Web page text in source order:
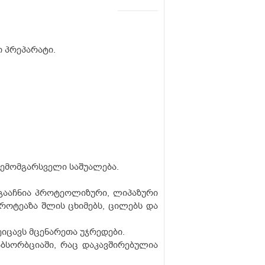
პრეპარატი.
საშუალება.
პროტეოლიზური, ლიპაზური
შლის ცხიმებს, ცილებს და
მცენარეთა უჯრედები.
რაც დაკავშირებულია